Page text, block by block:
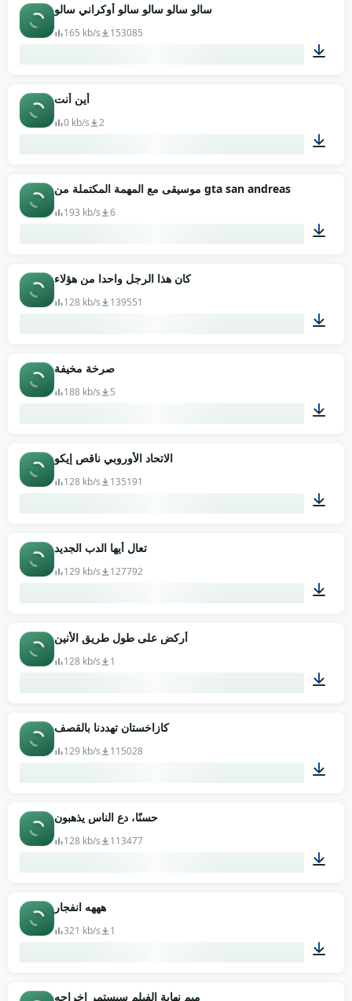
سالو سالو سالو سالو أوكراني سالو
165 kb/s 153085
أين أنت
0 kb/s 2
موسيقى مع المهمة المكتملة من gta san andreas
193 kb/s 6
كان هذا الرجل واحدا من هؤلاء
128 kb/s 139551
صرخة مخيفة
188 kb/s 5
الاتحاد الأوروبي ناقص إيكو
128 kb/s 135191
تعال أيها الدب الجديد
129 kb/s 127792
أركض على طول طريق الأنين
128 kb/s 1
كازاخستان تهددنا بالقصف
129 kb/s 115028
حسنًا، دع الناس يذهبون
128 kb/s 113477
هههه انفجار
321 kb/s 1
ميم نهاية الفيلم سيستمر إخراجه